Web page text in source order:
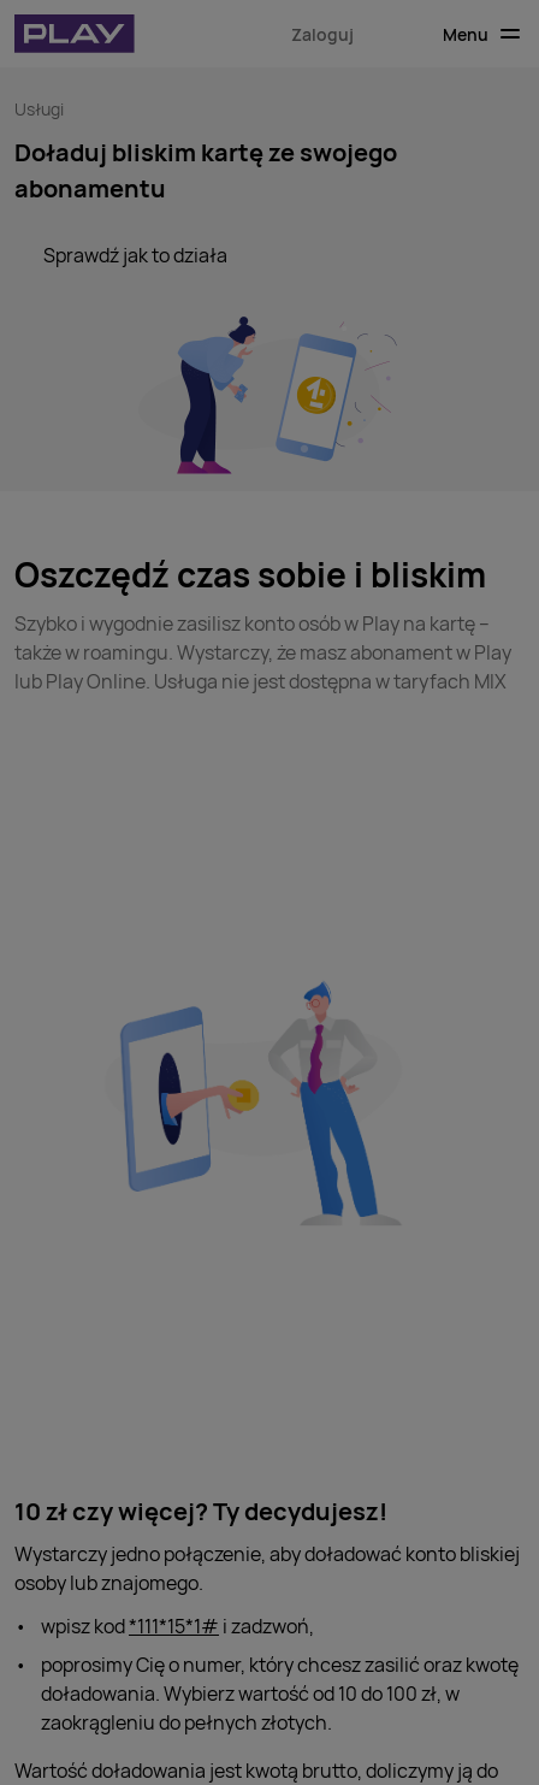
Zaloguj Menu
Usługi
Doładuj bliskim kartę ze swojego
abonamentu
Sprawdź jak to działa
Oszczędź czas sobie i bliskim
Szybko i wygodnie zasilisz konto osób w Play na kartę –
także w roamingu. Wystarczy, że masz abonament w Play
lub Play Online. Usługa nie jest dostępna w taryfach MIX
10 zł czy więcej? Ty decydujesz!
Wystarczy jedno połączenie, aby doładować konto bliskiej
osoby lub znajomego.
wpisz kod*111*15*1# i zadzwoń,
poprosimy Cię o numer, który chcesz zasilić oraz kwotę
doładowania. Wybierz wartość od 10 do 100 zł, w
zaokrągleniu do pełnych złotych.
Wartość doładowania jest kwotą brutto, doliczymy ją do